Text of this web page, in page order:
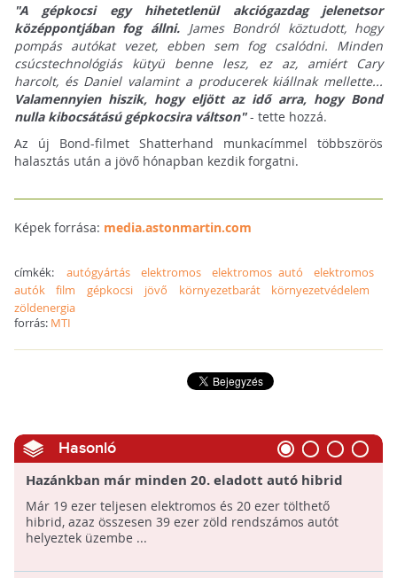
"A gépkocsi egy hihetetlenül akciógazdag jelenetsor
középpontjában fog állni.James Bondról köztudott, hogy
pompás autókat vezet, ebben sem fog csalódni. Minden
csúcstechnológiás kütyü benne lesz, ez az, amiért Cary
harcolt, és Daniel valamint a producerek kiállnak mellette...
Valamennyien hiszik, hogy eljött az idő arra, hogy Bond
nulla kibocsátású gépkocsira váltson"- tette hozzá.
Az új Bond-filmet Shatterhand munkacímmel többszörös
halasztás után a jövő hónapban kezdik forgatni.
Képek forrása: media.astonmartin.com
címkék: autógyártás elektromos elektromos autó
elektromos
autók
film gépkocsi jövő környezetbarát
környezetvédelem
zöldenergia
forrás: MTI
Hasonló
Hazánkban már minden 20. eladott autó hibrid
vagy elektromos
Már 19 ezer teljesen elektromos és 20 ezer tölthető
hibrid, azaz összesen 39 ezer zöld rendszámos autót
helyeztek üzembe ...